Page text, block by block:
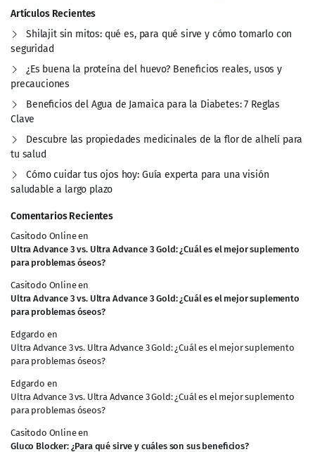
Artículos Recientes
Shilajit sin mitos: qué es, para qué sirve y cómo tomarlo con
seguridad
¿Es buena la proteína del huevo? Beneficios reales, usos y
precauciones
Beneficios del Agua de Jamaica para la Diabetes: 7 Reglas
Clave
Descubre las propiedades medicinales de la flor de alhelí para
tu salud
Cómo cuidar tus ojos hoy: Guía experta para una visión
saludable a largo plazo
Comentarios Recientes
Casitodo Onlineen
Ultra Advance 3 vs. Ultra Advance 3 Gold: ¿Cuál es el mejor suplemento
para problemas óseos?
Casitodo Onlineen
Ultra Advance 3 vs. Ultra Advance 3 Gold: ¿Cuál es el mejor suplemento
para problemas óseos?
Edgardo en
Ultra Advance 3 vs. Ultra Advance 3 Gold: ¿Cuál es el mejor suplemento
para problemas óseos?
Edgardo en
Ultra Advance 3 vs. Ultra Advance 3 Gold: ¿Cuál es el mejor suplemento
para problemas óseos?
Casitodo Onlineen
Gluco Blocker: ¿Para qué sirve y cuáles son sus beneficios?